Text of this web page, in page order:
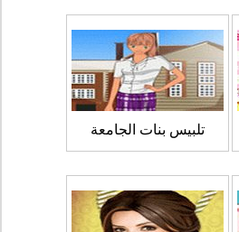
تلبيس بنات الجامعة